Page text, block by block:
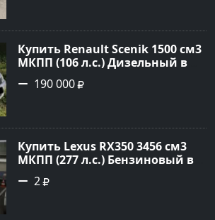
Авторынок23
Купить Renault Scenik 1500 см3
МКПП (106 л.с.) Дизельный в
Белореченск: цвет Голубой
Универсал 2007 года по цене
190 000
Купить Lexus RX350 3456 см3
МКПП (277 л.с.) Бензиновый в
Краснодар: цвет
Перламутрово-белый
2